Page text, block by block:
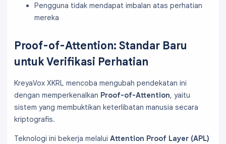
Pengguna tidak mendapat imbalan atas perhatian
mereka
Proof-of-Attention: Standar Baru
untuk Verifikasi Perhatian
KreyaVox XKRL mencoba mengubah pendekatan ini
dengan memperkenalkan Proof-of-Attention, yaitu
sistem yang membuktikan keterlibatan manusia secara
kriptografis.
Teknologi ini bekerja melalui Attention Proof Layer (APL)